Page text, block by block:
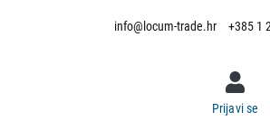
info@locum-trade.hr +385 1
Prijavi se